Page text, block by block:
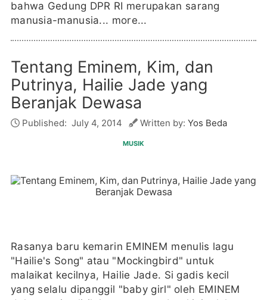
bahwa Gedung DPR RI merupakan sarang
manusia-manusia... more...
Tentang Eminem, Kim, dan
Putrinya, Hailie Jade yang
Beranjak Dewasa
Published: July 4, 2014 Written by: Yos Beda
MUSIK
Rasanya baru kemarin EMINEM menulis lagu
"Hailie's Song" atau "Mockingbird" untuk
malaikat kecilnya, Hailie Jade. Si gadis kecil
yang selalu dipanggil "baby girl" oleh EMINEM